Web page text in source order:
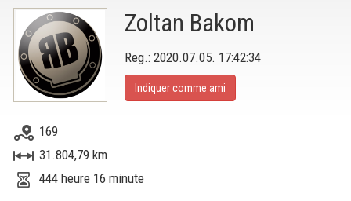
Zoltan Bakom
Reg.: 2020.07.05. 17:42:34
Indiquer comme ami
169
31.804,79 km
444 heure 16 minute